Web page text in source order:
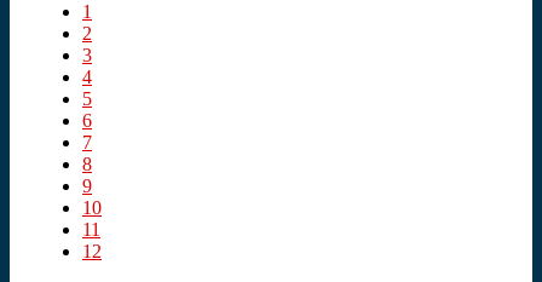
1
2
3
4
5
6
7
8
9
10
11
12